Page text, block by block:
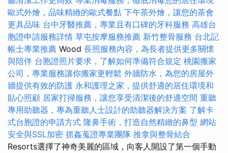
歐式外燴，品味精緻的歐式餐點 下午茶外燴，讓您的茶會
更具品味 台中牙醫推薦，專業且有口碑的牙科服務 高雄台
胞證申請服務詳情 草屯按摩服務推薦 新竹整骨服務 台北記
帳士專業推薦 Wood 長照服務內容，為長者提供更多關懷
與陪伴 台胞證照片要求，了解如何準備符合規定 桃園搬家
公司，專業服務讓你搬家更輕鬆 外牆防水，為您的房屋外
牆提供有效的防護 永和護理之家，提供舒適的居住環境和
貼心照顧 居家打掃服務，讓您享受清潔後的舒適空間 重聽
專用助聽器，專為重聽人士設計的助聽器解決方案 了解卡
式台胞證的申請方式 隆鼻手術，打造自然精緻的鼻型 網站
安全與SSL加密 抓姦蒐證專業團隊 推拿與整骨結合
Resorts選擇了神奇美麗的區域，向客人開設了第一個手動